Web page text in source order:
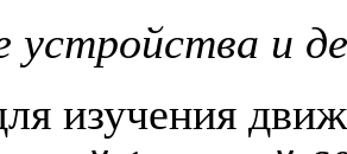
устройства и
изучения